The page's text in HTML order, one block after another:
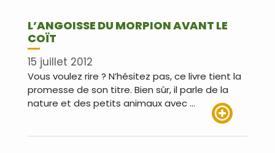
L’ANGOISSE DU MORPION AVANT LE
COÏT
15 juillet 2012
Vous voulez rire ? N’hésitez pas, ce livre tient la
promesse de son titre. Bien sûr, il parle de la
nature et des petits animaux avec …